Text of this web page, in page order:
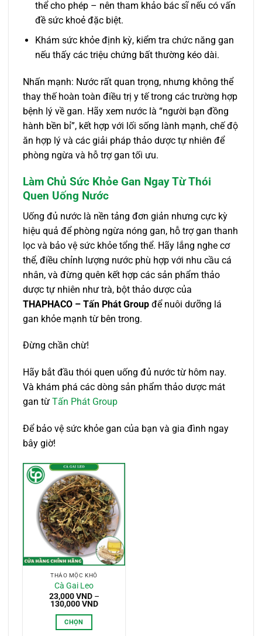
thể cho phép – nên tham khảo bác sĩ nếu có vấn
đề sức khoẻ đặc biệt.
Khám sức khỏe định kỳ, kiểm tra chức năng gan
nếu thấy các triệu chứng bất thường kéo dài.
Nhấn mạnh: Nước rất quan trọng, nhưng không thể
thay thế hoàn toàn điều trị y tế trong các trường hợp
bệnh lý về gan. Hãy xem nước là “người bạn đồng
hành bền bỉ”, kết hợp với lối sống lành mạnh, chế độ
ăn hợp lý và các giải pháp thảo dược tự nhiên để
phòng ngừa và hỗ trợ gan tối ưu.
Làm Chủ Sức Khỏe Gan Ngay Từ Thói
Quen Uống Nước
Uống đủ nước là nền tảng đơn giản nhưng cực kỳ
hiệu quả để phòng ngừa nóng gan, hỗ trợ gan thanh
lọc và bảo vệ sức khỏe tổng thể. Hãy lắng nghe cơ
thể, điều chỉnh lượng nước phù hợp với nhu cầu cá
nhân, và đừng quên kết hợp các sản phẩm thảo
dược tự nhiên như trà, bột thảo dược của
THAPHACO – Tấn Phát Group để nuôi dưỡng lá
gan khỏe mạnh từ bên trong.
Đừng chần chừ!
Hãy bắt đầu thói quen uống đủ nước từ hôm nay.
Và khám phá các dòng sản phẩm thảo dược mát
gan từ Tấn Phát Group
Để bảo vệ sức khỏe gan của bạn và gia đình ngay
bây giờ!
THẢO MỘC KHÔ
Cà Gai Leo
23,000VND –
130,000VNDKhoảng
CHỌN